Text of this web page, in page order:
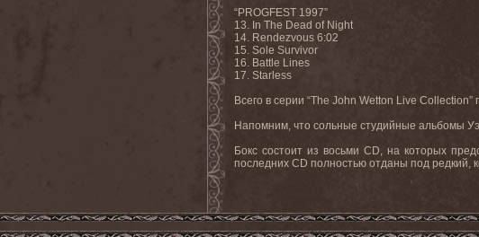
“PROGFEST 1997”
13. In The Dead of Night
14. Rendezvous 6:02
15. Sole Survivor
16. Battle Lines
17. Starless
Всего в серии “The John Wetton Live
Напомним, что сольные студийные альбомы
Бокс состоит из восьми CD, на которых
последних CD полностью отданы под